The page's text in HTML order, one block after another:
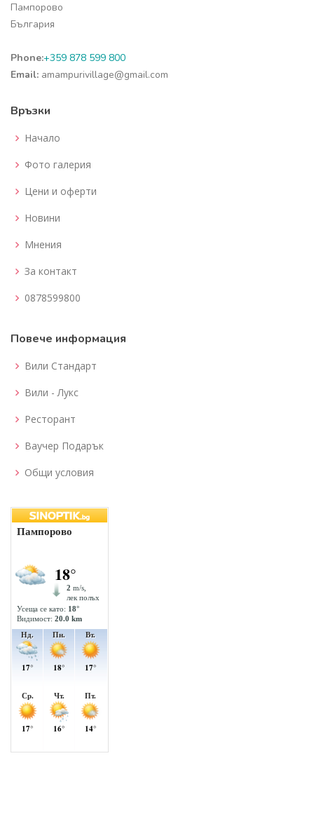
Пампорово
България
Phone:+359 878 599 800
Email: amampurivillage@gmail.com
Връзки
Начало
Фото галерия
Цени и оферти
Новини
Мнения
За контакт
0878599800
Повече информация
Вили Стандарт
Вили - Лукс
Ресторант
Ваучер Подарък
Общи условия